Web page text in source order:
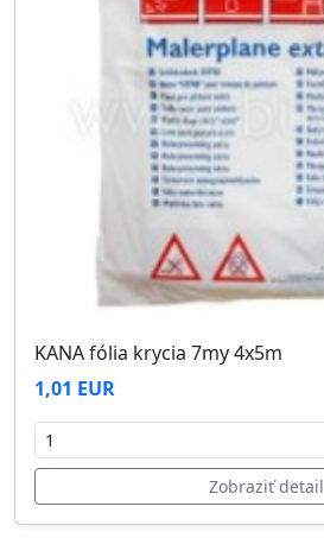
KANA fólia krycia 7my 4x5m
1,01 EUR
Zobraziť detail